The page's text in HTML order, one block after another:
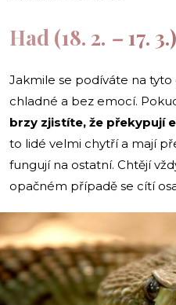
Had (18. 2. – 17. 3.)
Jakmile se podíváte na
chladné a bez emocí.
brzy zjistíte, že překypují
to lidé velmi chytří a mají
fungují na ostatní. Chtějí
opačném případě se cítí